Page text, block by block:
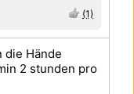
(1)
die Hände
2 stunden pro